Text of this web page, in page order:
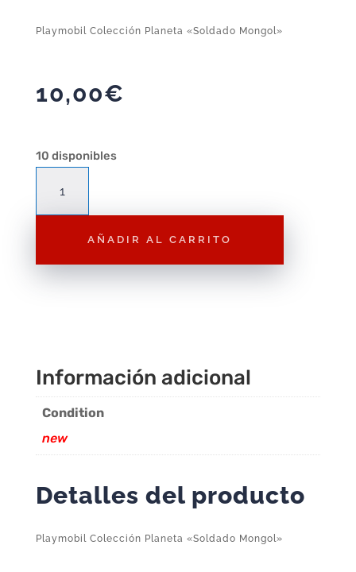
Playmobil Colección Planeta «Soldado Mongol»
10,00€
10 disponibles
Colección
Mongol"
AÑADIR AL CARRITO
Información adicional
Condition
new
Detalles del producto
Playmobil Colección Planeta «Soldado Mongol»